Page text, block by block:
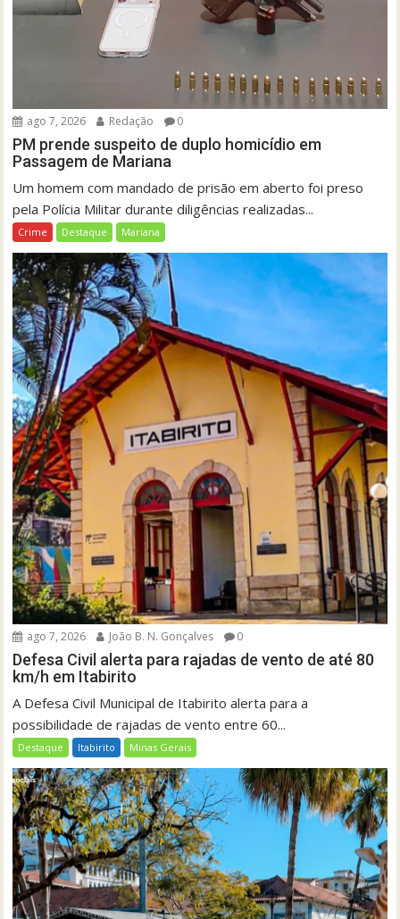
ago 7, 2026 Redação 0
PM prende suspeito de duplo homicídio em
Passagem de Mariana
Um homem com mandado de prisão em aberto foi preso
pela Polícia Militar durante diligências realizadas...
Crime Destaque Mariana
ago 7, 2026 João B. N. Gonçalves 0
Defesa Civil alerta para rajadas de vento de até 80
km/h em Itabirito
A Defesa Civil Municipal de Itabirito alerta para a
possibilidade de rajadas de vento entre 60...
Destaque Itabirito Minas Gerais